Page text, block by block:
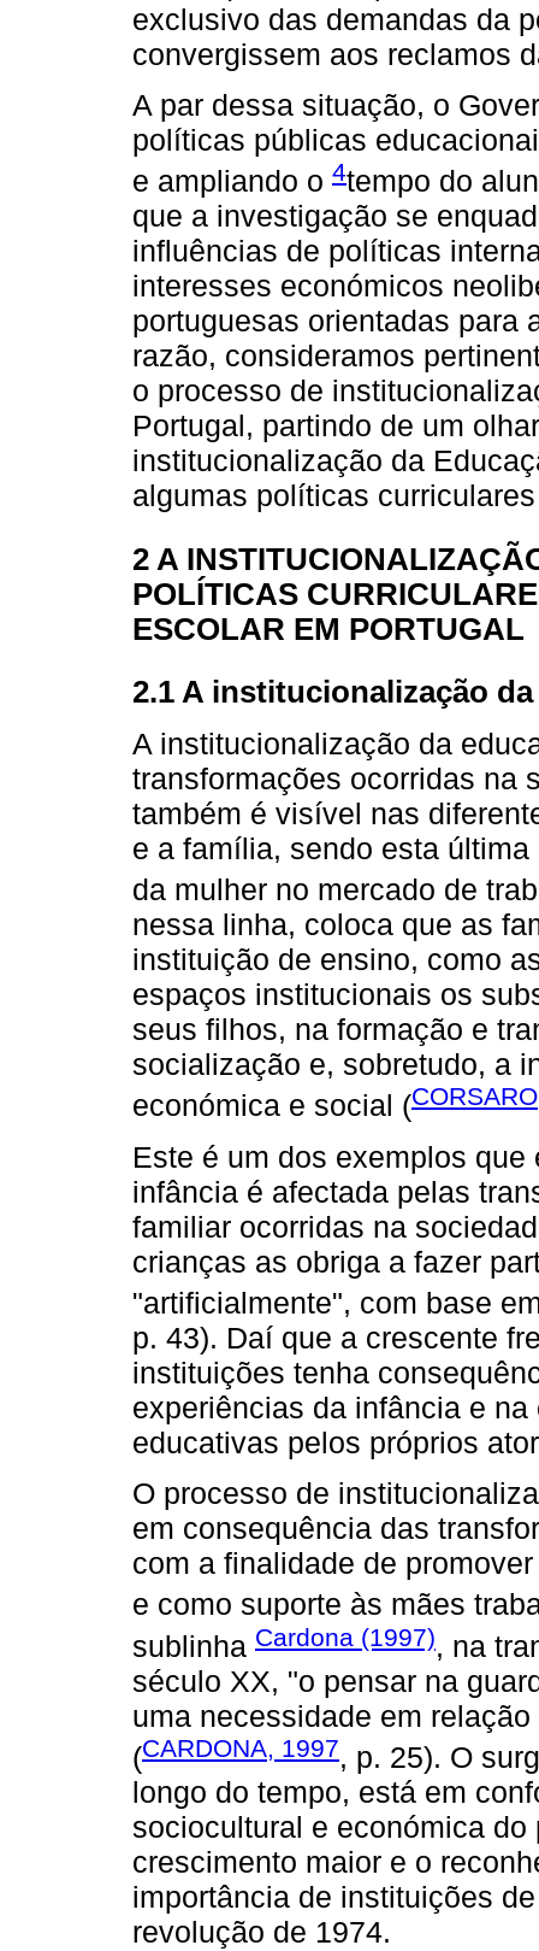
exclusivo das demandas da
convergissem aos reclamos
A par dessa situação, o
políticas públicas
e ampliando o 4tempo do
que a investigação se
influências de políticas
interesses económicos
portuguesas orientadas para
razão, consideramos
o processo de
Portugal, partindo de um
institucionalização da
algumas políticas
2 A
POLÍTICAS
ESCOLAR EM PORTUGAL
2.1 A institucionalização
A institucionalização da
transformações ocorridas na
também é visível nas
e a família, sendo esta
da mulher no mercado de
nessa linha, coloca que as
instituição de ensino, como
espaços institucionais os
seus filhos, na formação e
socialização e, sobretudo, a
económica e social (
Este é um dos exemplos
infância é afectada pelas
familiar ocorridas na
crianças as obriga a fazer
"artificialmente", com base
p. 43). Daí que a crescente
instituições tenha
experiências da infância e
educativas pelos próprios
O processo de
em consequência das
com a finalidade de
e como suporte às mães
sublinha Cardona (1997), na
século XX, "o pensar na
uma necessidade em
(CARDONA, 1997, p. 25). O
longo do tempo, está em
sociocultural e económica
crescimento maior e o
importância de instituições
revolução de 1974.